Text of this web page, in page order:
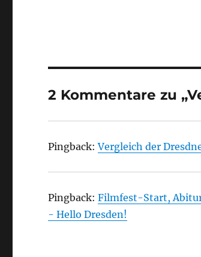
2 Kommentare zu
Pingback:Vergleich der
Pingback:Filmfest-Start,
- Hello Dresden!